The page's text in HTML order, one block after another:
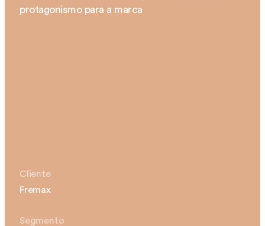
protagonismo para a marca
Cliente
Fremax
Segmento